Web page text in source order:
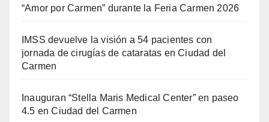
“Amor por Carmen” durante la Feria Carmen 2026
IMSS devuelve la visión a 54 pacientes con
jornada de cirugías de cataratas en Ciudad del
Carmen
Inauguran “Stella Maris Medical Center” en paseo
4.5 en Ciudad del Carmen